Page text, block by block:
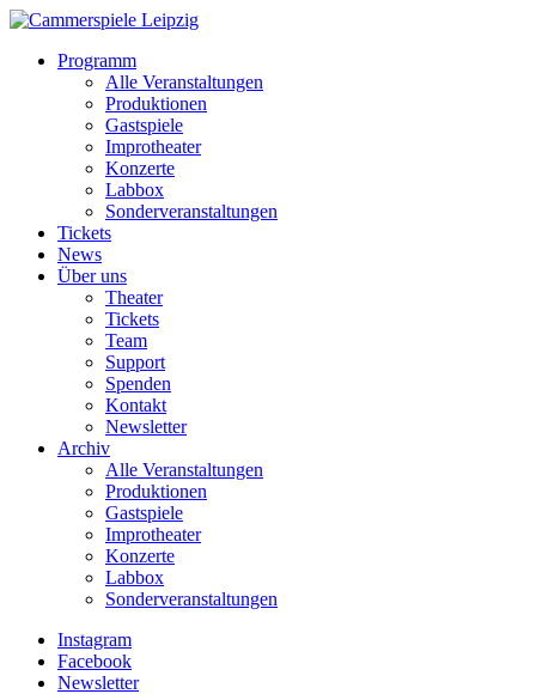
Programm
Alle Veranstaltungen
Produktionen
Gastspiele
Improtheater
Konzerte
Labbox
Sonderveranstaltungen
Tickets
News
Über uns
Theater
Tickets
Team
Support
Spenden
Kontakt
Newsletter
Archiv
Alle Veranstaltungen
Produktionen
Gastspiele
Improtheater
Konzerte
Labbox
Sonderveranstaltungen
Instagram
Facebook
Newsletter